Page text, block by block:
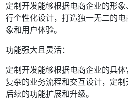
定制开发能够根据电商企业的形
行个性化设计，打造独一无二的
象和用户体验。
功能强大且灵活：
定制开发能够根据电商企业的具
复杂的业务流程和交互设计，定
后续的功能扩展和升级。